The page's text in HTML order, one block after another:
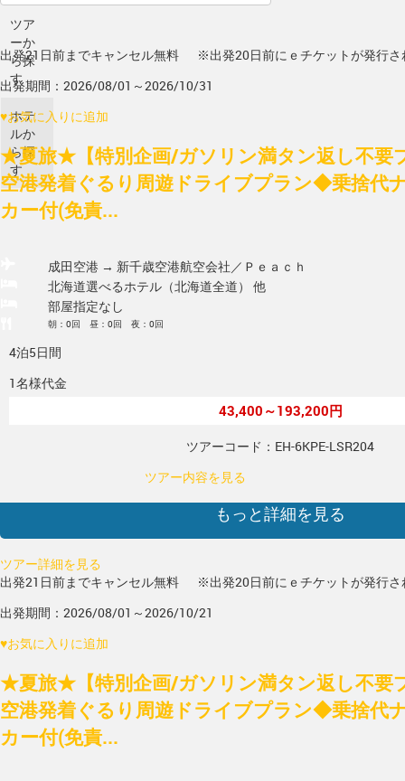
ツア
ーか
ら探
す
ホテ
ルか
ら探
す
出発21日前までキャンセル無料
※出発20日前にｅチケットが発行さ
出発期間：2026/08/01～2026/10/31
♥お気に入りに追加
★夏旅★【特別企画/ガソリン満タン返し不要
空港発着ぐるり周遊ドライブプラン◆乗捨代
カー付(免責...
成田空港 → 新千歳空港航空会社／Ｐｅａｃｈ
北海道選べるホテル（北海道全道） 他
部屋指定なし
朝：0回 昼：0回 夜：0回
4泊5日間
1名様代金
43,400～193,200円
ツアーコード：EH-6KPE-LSR204
ツアー内容を見る
もっと詳細を見る
ツアー詳細を見る
出発21日前までキャンセル無料
※出発20日前にｅチケットが発行さ
出発期間：2026/08/01～2026/10/21
♥お気に入りに追加
★夏旅★【特別企画/ガソリン満タン返し不要
空港発着ぐるり周遊ドライブプラン◆乗捨代
カー付(免責...